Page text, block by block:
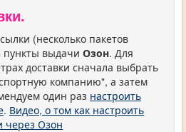
(несколько пакетов
пункты выдачи Озон. Для
доставки сначала выбрать
компанию", а затем
один раз настроить
. Видео, о том как настроить
через Озон